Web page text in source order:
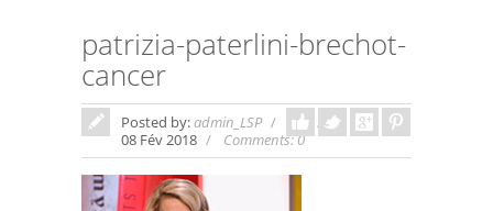
patrizia-paterlini-brechot-
cancer
Posted by:admin_LSP
In:
08 Fév 2018
Comments: 0